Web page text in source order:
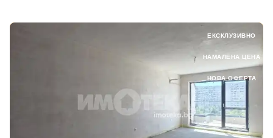
ЕКСКЛУЗИВНО
НАМАЛЕНА ЦЕНА
НОВА ОФЕРТА